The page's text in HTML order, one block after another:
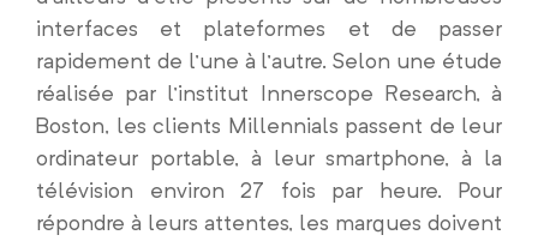
interfaces et plateformes et de passer
rapidement de l’une à l’autre. Selon une étude
réalisée par l’institut Innerscope Research, à
Boston, les clients Millennials passent de leur
ordinateur portable, à leur smartphone, à la
télévision environ 27 fois par heure. Pour
répondre à leurs attentes, les marques doivent